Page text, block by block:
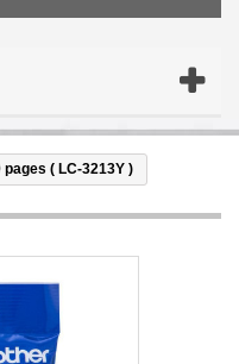
( LC-3213Y )